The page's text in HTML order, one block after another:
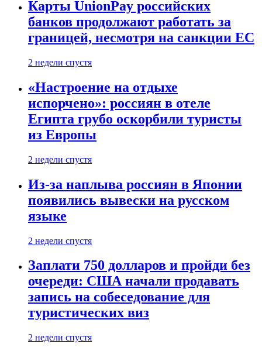
Карты UnionPay российских
банков продолжают работать за
границей, несмотря на санкции ЕС
2 недели спустя
«Настроение на отдыхе
испорчено»: россиян в отеле
Египта грубо оскорбили туристы
из Европы
2 недели спустя
Из-за наплыва россиян в Японии
появились вывески на русском
языке
2 недели спустя
Заплати 750 долларов и пройди без
очереди: США начали продавать
запись на собеседование для
туристических виз
2 недели спустя